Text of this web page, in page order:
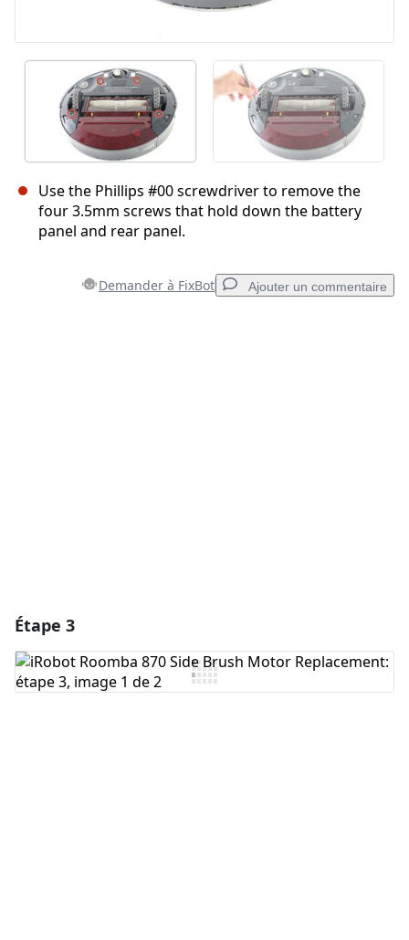
Use the Phillips #00 screwdriver to remove the
four 3.5mm screws that hold down the battery
panel and rear panel.
Demander à FixBot Ajouter un commentaire
Étape 3